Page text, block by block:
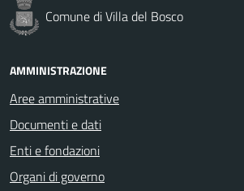
Comune di Villa del Bosco
AMMINISTRAZIONE
Aree amministrative
Documenti e dati
Enti e fondazioni
Organi di governo